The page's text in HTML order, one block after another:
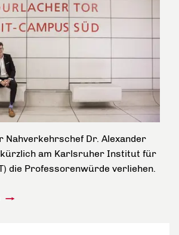
Nahverkehrschef Dr. Alexander
am Karlsruher Institut für
die Professorenwürde verliehen.